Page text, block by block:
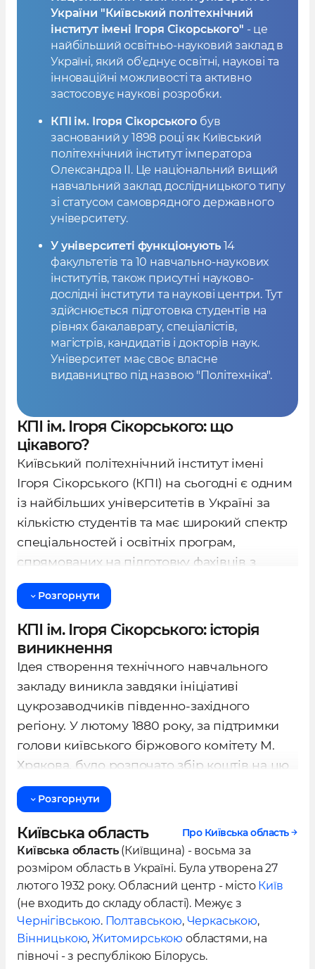
України "Київський політехнічний
інститут імені Ігоря Сікорського" - це
найбільший освітньо-науковий заклад в
Україні, який об'єднує освітні, наукові та
інноваційні можливості та активно
застосовує наукові розробки.
КПІ ім. Ігоря Сікорського був
заснований у 1898 році як Київський
політехнічний інститут імператора
Олександра II. Це національний вищий
навчальний заклад дослідницького типу
зі статусом самоврядного державного
університету.
У університеті функціонують 14
факультетів та 10 навчально-наукових
інститутів, також присутні науково-
дослідні інститути та наукові центри. Тут
здійснюється підготовка студентів на
рівнях бакалаврату, спеціалістів,
магістрів, кандидатів і докторів наук.
Університет має своє власне
видавництво під назвою "Політехніка".
КПІ ім. Ігоря Сікорського: що
цікавого?
Київський політехнічний інститут імені
Ігоря Сікорського (КПІ) на сьогодні є одним
із найбільших університетів в Україні за
кількістю студентів та має широкий спектр
спеціальностей і освітніх програм,
спрямованих на підготовку фахівців з
технічних і гуманітарних наук.
Інститут аерокосмічних технологій
Інститут атомної та теплової енергетики
Інститут енергозбереження та
енергоменеджменту
Інститут матеріалознавства та
зварювання ім. Є.О. Патона
Інститут прикладного системного
аналiзу
Інститут спеціального зв'язку та захисту
інформації
Інститут телекомунікаційних систем
vВидавничо-поліграфічний інститут
Механіко-машинобудівний інститут
Фізико-технічний інститут
Розгорнути
КПІ ім. Ігоря Сікорського: історія
виникнення
Ідея створення технічного навчального
закладу виникла завдяки ініціативі
цукрозаводчиків південно-західного
регіону. У лютому 1880 року, за підтримки
голови київського біржового комітету М.
Хрякова, було розпочато збір коштів на цю
мету.
внескам меценатів міста та підтримці
міністра юстиції С. Вітте, 25 листопада 1896
року на приватній нараді, що відбулася в
будинку Л. І. Бродського, було прийнято
рішення про створення в Києві
Політехнічного інституту.
Розгорнути
Київська область Про Київська область
Київська область(Київщина) - восьма за
розміром область в Україні. Була утворена 27
лютого 1932 року. Обласний центр - місто Київ
(не входить до складу області). Межує з
Чернігівською. Полтавською, Черкаською,
Вінницькою,Житомирською областями, на
півночі - з республікою Білорусь.